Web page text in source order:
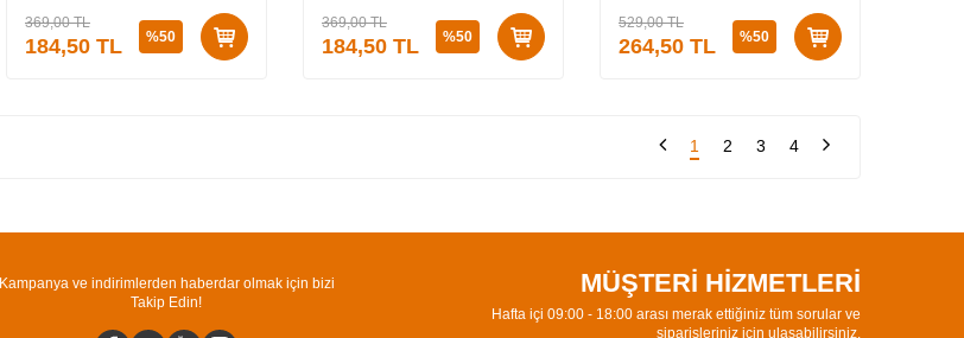
369,00TL
184,50 TL %50
369,00TL
184,50 TL %50
529,00TL
264,50 TL %50
1 2 3 4
Kampanya ve indirimlerden haberdar olmak için bizi
Takip Edin!
MÜŞTERİ HİZMETLERİ
Hafta içi 09:00 - 18:00 arası merak ettiğiniz tüm sorular ve
siparişleriniz için ulaşabilirsiniz.